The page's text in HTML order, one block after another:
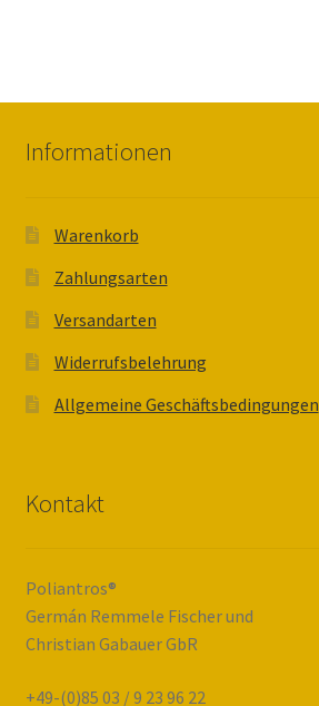
Informationen
Warenkorb
Zahlungsarten
Versandarten
Widerrufsbelehrung
Allgemeine Geschäftsbedingungen
Kontakt
Poliantros®
Germán Remmele Fischer und
Christian Gabauer GbR
+49-(0)85 03 / 9 23 96 22